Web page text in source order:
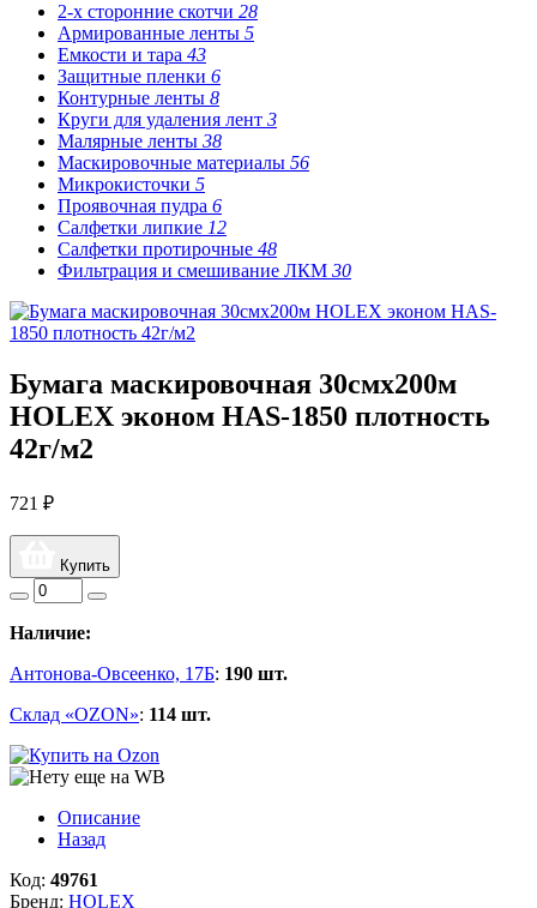
2-х сторонние скотчи 28
Армированные ленты 5
Емкости и тара 43
Защитные пленки 6
Контурные ленты 8
Круги для удаления лент 3
Малярные ленты 38
Маскировочные материалы 56
Микрокисточки 5
Проявочная пудра 6
Салфетки липкие 12
Салфетки протирочные 48
Фильтрация и смешивание ЛКМ 30
Бумага маскировочная 30смх200м
HOLEX эконом HAS-1850 плотность
42г/м2
721 ₽
Купить
Наличие:
Антонова-Овсеенко, 17Б: 190 шт.
Склад «OZON»: 114 шт.
Описание
Назад
Код: 49761
Бренд: HOLEX